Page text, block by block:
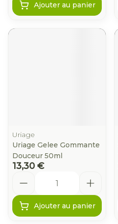
Ajouter au panier
Uriage
Uriage Gelee Gommante
Douceur 50ml
13,30 €
Ajouter au panier